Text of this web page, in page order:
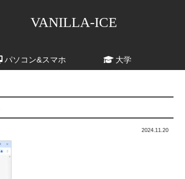
VANILLA-ICE
パソコン&スマホ 大学
2024.11.20